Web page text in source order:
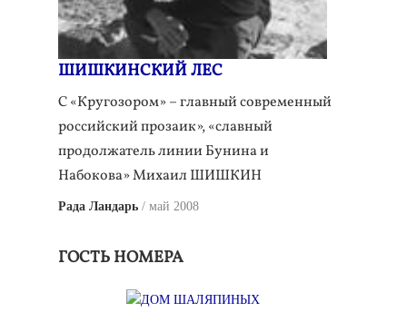
ШИШКИНСКИЙ ЛЕС
С «Кругозором» – главный современный
российский прозаик», «славный
продолжатель линии Бунина и
Набокова» Михаил ШИШКИН
Рада Ландарь май 2008
ГОСТЬ НОМЕРА